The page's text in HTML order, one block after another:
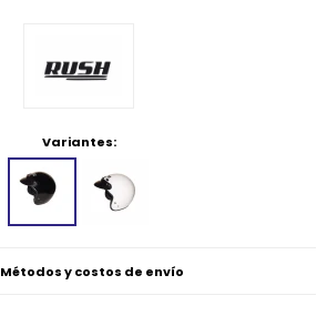
Variantes:
Métodos y costos de envío